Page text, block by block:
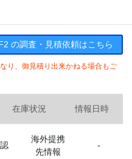
の調査・見積依頼はこちら
り、御見積り出来かねる場合もご
在庫状況 情報日時
海外提携
先情報
-